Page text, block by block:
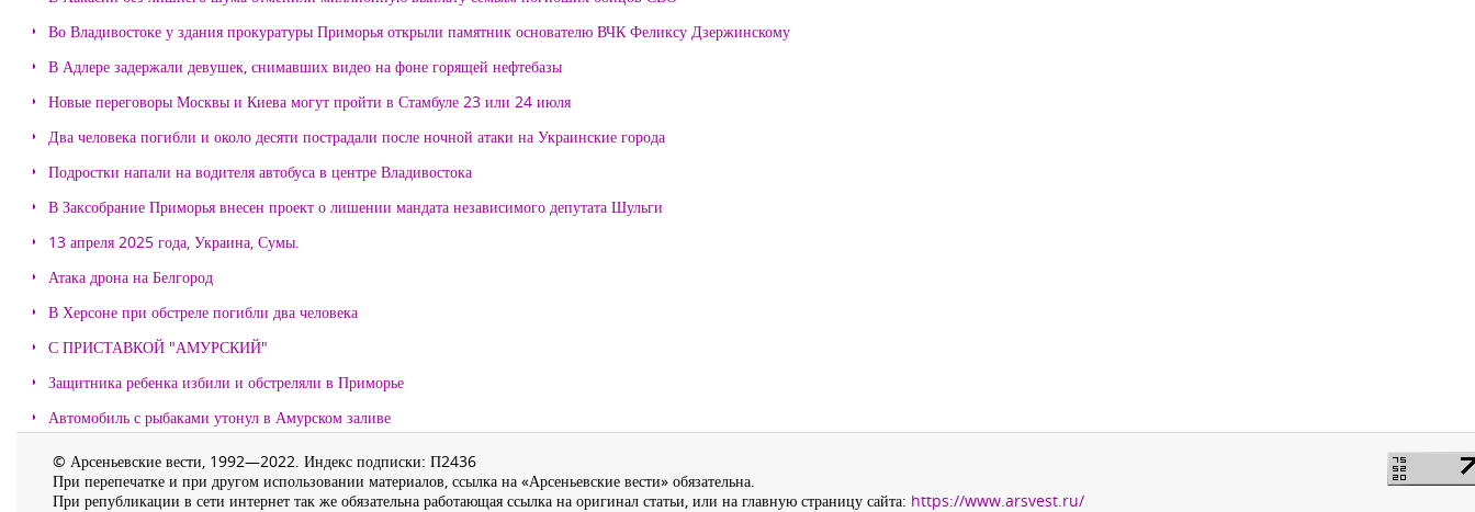
Во Владивостоке у здания прокуратуры Приморья открыли памятник основателю ВЧК Феликсу Дзержинскому
В Адлере задержали девушек, снимавших видео на фоне горящей нефтебазы
Новые переговоры Москвы и Киева могут пройти в Стамбуле 23 или 24 июля
Два человека погибли и около десяти пострадали после ночной атаки на Украинские города
Подростки напали на водителя автобуса в центре Владивостока
В Заксобрание Приморья внесен проект о лишении мандата независимого депутата Шульги
13 апреля 2025 года, Украина, Сумы.
Атака дрона на Белгород
В Херсоне при обстреле погибли два человека
С ПРИСТАВКОЙ "АМУРСКИЙ"
Защитника ребенка избили и обстреляли в Приморье
Автомобиль с рыбаками утонул в Амурском заливе
© Арсеньевские вести, 1992—2022. Индекс подписки: П2436
При перепечатке и при другом использовании материалов, ссылка на «Арсеньевские вести» обязательна.
При републикации в сети интернет так же обязательна работающая ссылка на оригинал статьи, или на главную страницу сайта: https://www.arsvest.ru/